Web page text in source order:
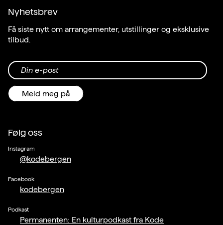
Nyhetsbrev
Få siste nytt om arrangementer, utstillinger og eksklusive
tilbud.
Din e-post
Meld meg på
Følg oss
Instagram
@kodebergen
Facebook
kodebergen
Podkast
Permanenten: En kulturpodkast fra Kode